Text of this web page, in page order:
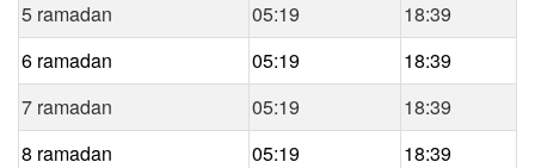
5 ramadan
05:19
18:39
6 ramadan
05:19
18:39
7 ramadan
05:19
18:39
8 ramadan
05:19
18:39